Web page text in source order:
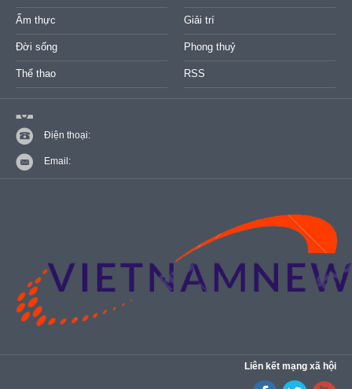
Ẩm thực Giải trí
Đời sống Phong thuỷ
Thể thao RSS
Điện thoại:
Email:
Liên kết mạng xã hội